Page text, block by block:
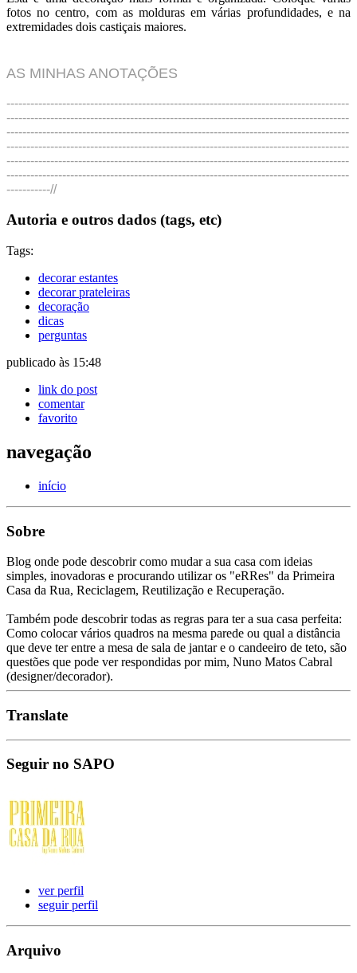
fotos no centro, com as molduras em várias profundidades, e na
extremidades dois castiçais maiores.
AS MINHAS ANOTAÇÕES
--------------------------------------------------------------------------------------
--------------------------------------------------------------------------------------
--------------------------------------------------------------------------------------
--------------------------------------------------------------------------------------
--------------------------------------------------------------------------------------
--------------------------------------------------------------------------------------
-----------//
Autoria e outros dados (tags, etc)
Tags:
decorar estantes
decorar prateleiras
decoração
dicas
perguntas
publicado às 15:48
link do post
comentar
favorito
navegação
início
Sobre
Blog onde pode descobrir como mudar a sua casa com ideias
simples, inovadoras e procurando utilizar os "eRRes" da Primeira
Casa da Rua, Reciclagem, Reutilização e Recuperação.
Também pode descobrir todas as regras para ter a sua casa perfeita:
Como colocar vários quadros na mesma parede ou qual a distância
que deve ter entre a mesa de sala de jantar e o candeeiro de teto, são
questões que pode ver respondidas por mim, Nuno Matos Cabral
(designer/decorador).
Translate
Seguir no SAPO
ver perfil
seguir perfil
Arquivo